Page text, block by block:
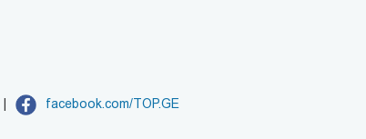
facebook.com/TOP.GE